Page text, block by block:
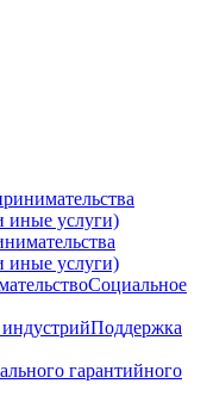
иные услуги)
Социальное
Поддержка